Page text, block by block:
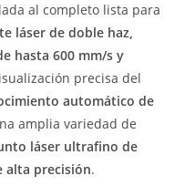
al completo lista para
láser de doble haz,
hasta 600 mm/s y
precisa del
automático de
amplia variedad de
láser ultrafino de
alta precisión.